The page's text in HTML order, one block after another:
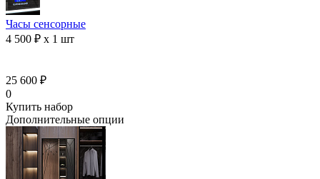
Часы сенсорные
4 500 ₽ x 1 шт
25 600 ₽
0
Купить набор
Дополнительные опции